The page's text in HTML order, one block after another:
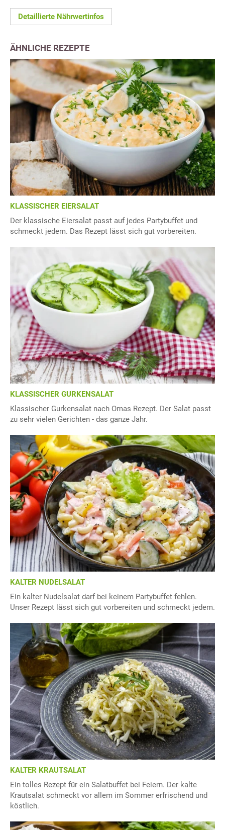
Detaillierte Nährwertinfos
ÄHNLICHE REZEPTE
KLASSISCHER EIERSALAT
Der klassische Eiersalat passt auf jedes Partybuffet und
schmeckt jedem. Das Rezept lässt sich gut vorbereiten.
KLASSISCHER GURKENSALAT
Klassischer Gurkensalat nach Omas Rezept. Der Salat passt
zu sehr vielen Gerichten - das ganze Jahr.
KALTER NUDELSALAT
Ein kalter Nudelsalat darf bei keinem Partybuffet fehlen.
Unser Rezept lässt sich gut vorbereiten und schmeckt jedem.
KALTER KRAUTSALAT
Ein tolles Rezept für ein Salatbuffet bei Feiern. Der kalte
Krautsalat schmeckt vor allem im Sommer erfrischend und
köstlich.